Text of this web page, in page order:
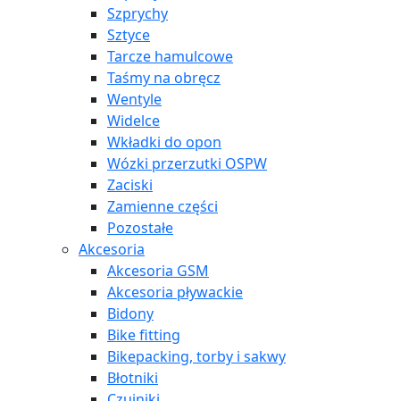
Szprychy
Sztyce
Tarcze hamulcowe
Taśmy na obręcz
Wentyle
Widelce
Wkładki do opon
Wózki przerzutki OSPW
Zaciski
Zamienne części
Pozostałe
Akcesoria
Akcesoria GSM
Akcesoria pływackie
Bidony
Bike fitting
Bikepacking, torby i sakwy
Błotniki